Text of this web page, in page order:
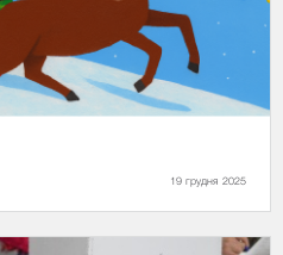
19 грудня 2025